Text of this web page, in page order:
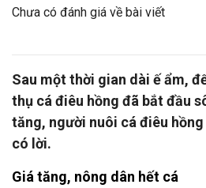
Chưa có đánh giá về bài viết
Sau một thời gian dài ế ẩm,
thụ cá điêu hồng đã bắt đầu
tăng, người nuôi cá điêu
có lời.
Giá tăng, nông dân hết cá